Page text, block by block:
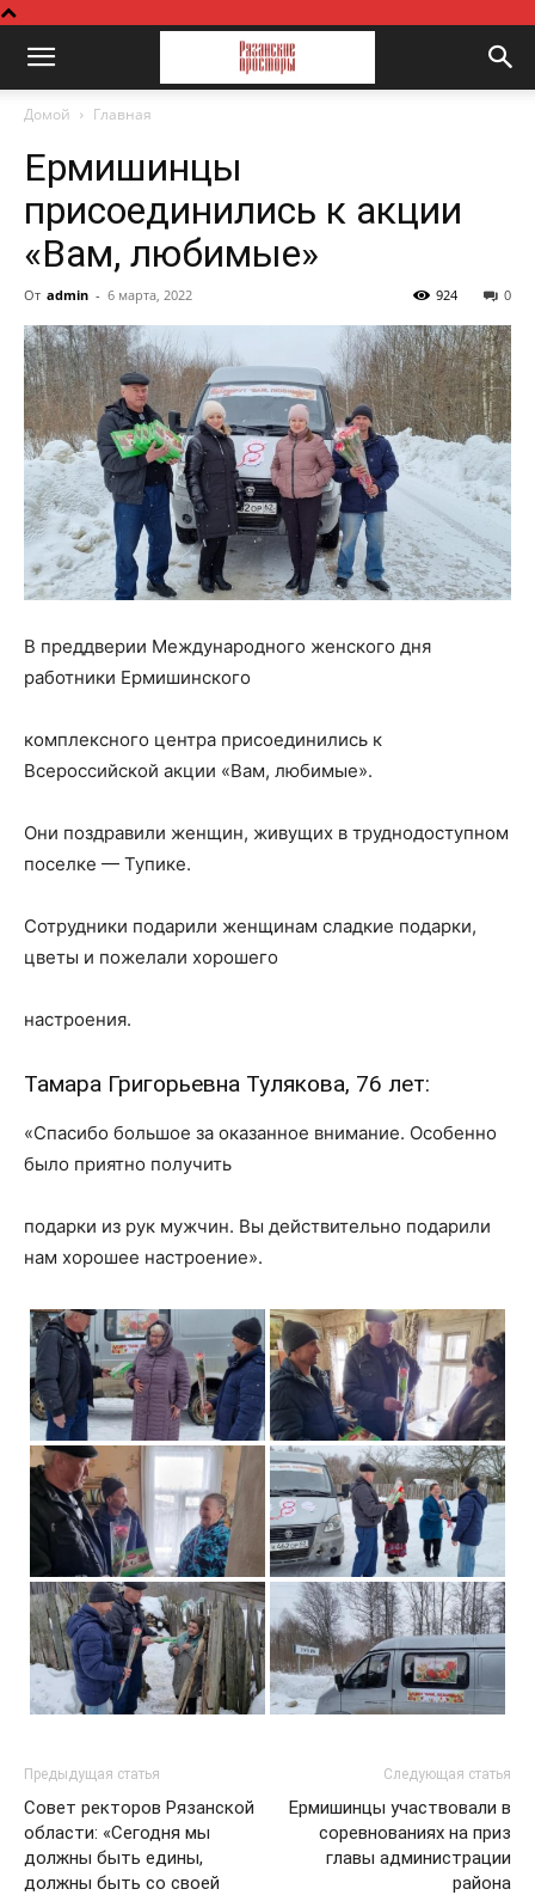
Домой Главная
Ермишинцы
присоединились к акции
«Вам, любимые»
От admin - 6 марта, 2022 0
924
В преддверии Международного женского дня
работники Ермишинского
комплексного центра присоединились к
Всероссийской акции «Вам, любимые».
Они поздравили женщин, живущих в труднодоступном
поселке — Тупике.
Сотрудники подарили женщинам сладкие подарки,
цветы и пожелали хорошего
настроения.
Тамара Григорьевна Тулякова, 76 лет:
«Спасибо большое за оказанное внимание. Особенно
было приятно получить
подарки из рук мужчин. Вы действительно подарили
нам хорошее настроение».
Предыдущая статья
Совет ректоров Рязанской
области: «Сегодня мы
должны быть едины,
должны быть со своей
Следующая статья
Ермишинцы участвовали в
соревнованиях на приз
главы администрации
района